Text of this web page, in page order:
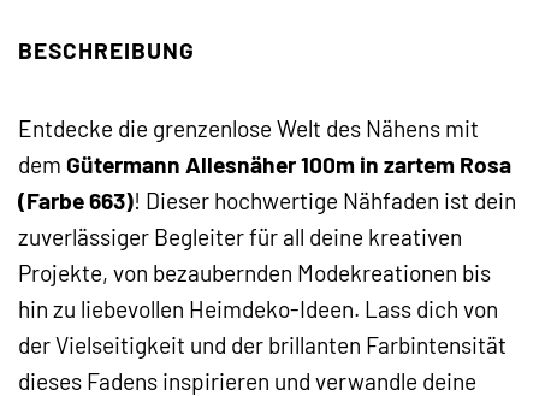
BESCHREIBUNG
Entdecke die grenzenlose Welt des Nähens mit
dem Gütermann Allesnäher 100m in zartem Rosa
(Farbe 663)! Dieser hochwertige Nähfaden ist dein
zuverlässiger Begleiter für all deine kreativen
Projekte, von bezaubernden Modekreationen bis
hin zu liebevollen Heimdeko-Ideen. Lass dich von
der Vielseitigkeit und der brillanten Farbintensität
dieses Fadens inspirieren und verwandle deine